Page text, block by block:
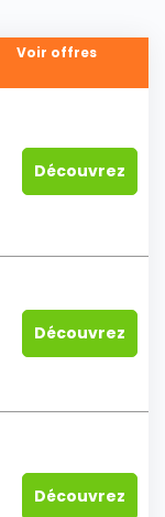
Voir offres
Découvrez
Découvrez
Découvrez